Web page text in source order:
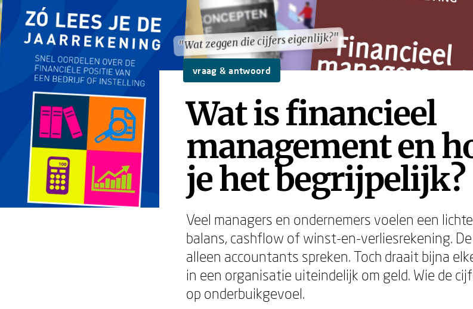
"Wat zeggen die cijfers eigenlijk?"
"Wat zeggen die cijfers eigenlijk?"
vraag & antwoord
Wat is financieel
management en
je het begrijpelijk?
Veel managers en ondernemers voelen een
balans, cashflow of winst-en-verliesrekening.
alleen accountants spreken. Toch draait bijna
in een organisatie uiteindelijk om geld. Wie de
op onderbuikgevoel.